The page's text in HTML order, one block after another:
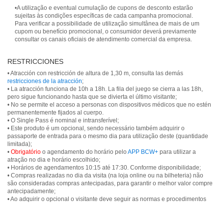
•A utilização e eventual cumulação de cupons de desconto estarão
sujeitas às condições específicas de cada campanha promocional.
Para verificar a possibilidade de utilização simultânea de mais de um
cupom ou benefício promocional, o consumidor deverá previamente
consultar os canais oficiais de atendimento comercial da empresa.
RESTRICCIONES
• Atracción con restricción de altura de 1,30 m, consulta las demás
restricciones de la atracción;
• La atracción funciona de 10h a 18h. La fila del juego se cierra a las 18h,
pero sigue funcionando hasta que se divierta el último visitante;
• No se permite el acceso a personas con dispositivos médicos que no estén
permanentemente fijados al cuerpo.
• O Single Pass é nominal e intransferível;
• Este produto é um opcional, sendo necessário também adquirir o
passaporte de entrada para o mesmo dia para utilização deste (quantidade
limitada);
• Obrigatório o agendamento do horário pelo APP BCW+ para utilizar a
atração no dia e horário escolhido;
• Horários de agendamentos 10:15 até 17:30. Conforme disponibilidade;
• Compras realizadas no dia da visita (na loja online ou na bilheteria) não
são consideradas compras antecipadas, para garantir o melhor valor compre
antecipadamente;
• Ao adquirir o opcional o visitante deve seguir as normas e procedimentos